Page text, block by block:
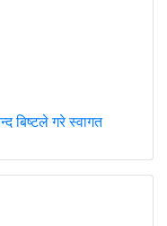
बिष्टले गरे स्वागत